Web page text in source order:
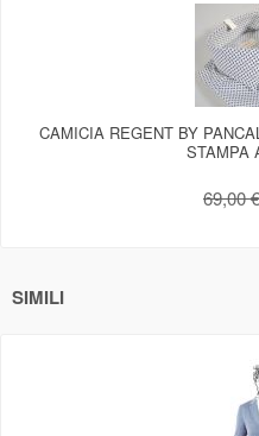
CAMICIA REGENT BY
STAMPA
69,00 €
SIMILI